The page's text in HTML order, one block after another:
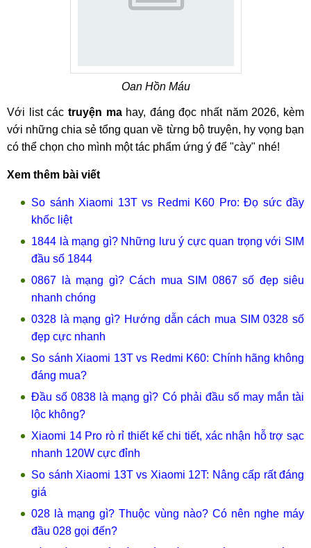
Oan Hồn Máu
Với list các truyện ma hay, đáng đọc nhất năm 2026, kèm
với những chia sẻ tổng quan về từng bộ truyện, hy vọng bạn
có thể chọn cho mình một tác phẩm ứng ý để "cày" nhé!
Xem thêm bài viết
So sánh Xiaomi 13T vs Redmi K60 Pro: Đọ sức đầy
khốc liệt
1844 là mạng gì? Những lưu ý cực quan trọng với SIM
đầu số 1844
0867 là mạng gì? Cách mua SIM 0867 số đẹp siêu
nhanh chóng
0328 là mạng gì? Hướng dẫn cách mua SIM 0328 số
đẹp cực nhanh
So sánh Xiaomi 13T vs Redmi K60: Chính hãng không
đáng mua?
Đầu số 0838 là mạng gì? Có phải đầu số may mắn tài
lộc không?
Xiaomi 14 Pro rò rỉ thiết kế chi tiết, xác nhận hỗ trợ sạc
nhanh 120W cực đỉnh
So sánh Xiaomi 13T vs Xiaomi 12T: Nâng cấp rất đáng
giá
028 là mạng gì? Thuộc vùng nào? Có nên nghe máy
đầu 028 gọi đến?